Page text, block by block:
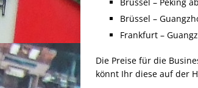
Brüssel –
Frankfurt –
Die Preise für die
könnt Ihr diese auf der